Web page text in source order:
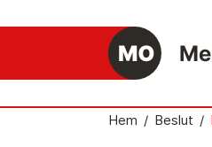
Hem / Beslut /